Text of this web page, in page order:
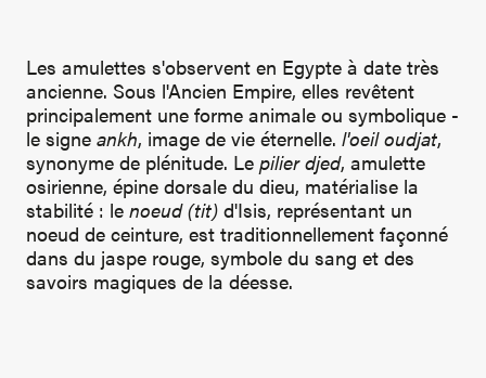
Les amulettes s'observent en Egypte à date très
ancienne. Sous l'Ancien Empire, elles revêtent
principalement une forme animale ou symbolique -
le signe ankh, image de vie éternelle. l'oeil oudjat,
synonyme de plénitude. Le pilier djed, amulette
osirienne, épine dorsale du dieu, matérialise la
stabilité : le noeud (tit) d'Isis, représentant un
noeud de ceinture, est traditionnellement façonné
dans du jaspe rouge, symbole du sang et des
savoirs magiques de la déesse.